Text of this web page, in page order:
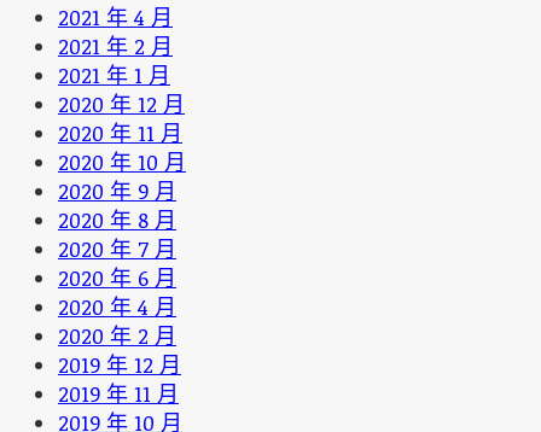
2021 年 4 月
2021 年 2 月
2021 年 1 月
2020 年 12 月
2020 年 11 月
2020 年 10 月
2020 年 9 月
2020 年 8 月
2020 年 7 月
2020 年 6 月
2020 年 4 月
2020 年 2 月
2019 年 12 月
2019 年 11 月
2019 年 10 月